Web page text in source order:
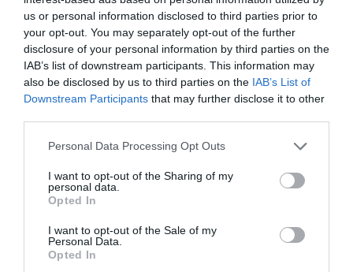
us or personal information disclosed to third parties prior to
your opt-out. You may separately opt-out of the further
disclosure of your personal information by third parties on the
IAB’s list of downstream participants. This information may
also be disclosed by us to third parties on the IAB’s List of
Downstream Participants that may further disclose it to other
Personal Data Processing Opt Outs
I want to opt-out of the Sharing of my
personal data.
Opted In
I want to opt-out of the Sale of my
Personal Data.
Opted In